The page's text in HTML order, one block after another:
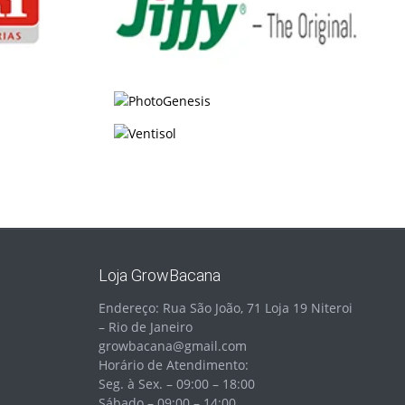
Loja GrowBacana
Endereço: Rua São João, 71 Loja 19 Niteroi
– Rio de Janeiro
growbacana@gmail.com
Horário de Atendimento:
Seg. à Sex. – 09:00 – 18:00